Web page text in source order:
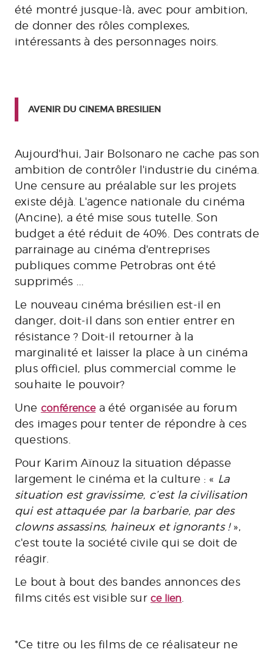
été montré jusque-là, avec pour ambition,
de donner des rôles complexes,
intéressants à des personnages noirs.
AVENIR DU CINEMA BRESILIEN
Aujourd'hui, Jair Bolsonaro ne cache pas son
ambition de contrôler l'industrie du cinéma.
Une censure au préalable sur les projets
existe déjà. L'agence nationale du cinéma
(Ancine), a été mise sous tutelle. Son
budget a été réduit de 40%. Des contrats de
parrainage au cinéma d'entreprises
publiques comme Petrobras ont été
supprimés ...
Le nouveau cinéma brésilien est-il en
danger, doit-il dans son entier entrer en
résistance ? Doit-il retourner à la
marginalité et laisser la place à un cinéma
plus officiel, plus commercial comme le
souhaite le pouvoir?
Une conférencea été organisée au forum
des images pour tenter de répondre à ces
questions.
Pour Karim Aïnouz la situation dépasse
largement le cinéma et la culture : « La
situation est gravissime, c’est la civilisation
qui est attaquée par la barbarie, par des
clowns assassins, haineux et ignorants !»,
c'est toute la société civile qui se doit de
réagir.
Le bout à bout des bandes annonces des
films cités est visible surce lien.
*Ce titre ou les films de ce réalisateur ne